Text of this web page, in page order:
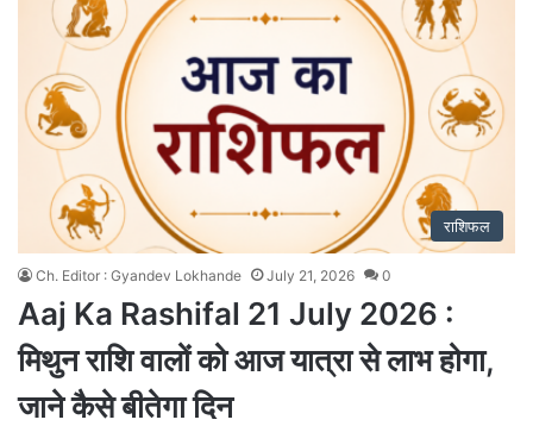
राशिफल
Ch. Editor : Gyandev Lokhande July 21, 2026 0
Aaj Ka Rashifal 21 July 2026 :
मिथुन राशि वालों को आज यात्रा से लाभ होगा,
जाने कैसे बीतेगा दिन